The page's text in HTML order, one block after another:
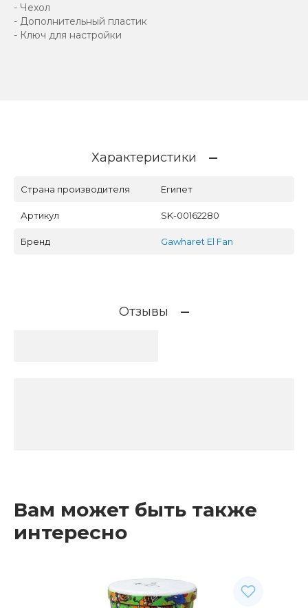
- Чехол
- Дополнительный пластик
- Ключ для настройки
Характеристики
Страна производителя Египет
Артикул SK-00162280
Бренд Gawharet El Fan
Отзывы
Вам может быть также
интересно